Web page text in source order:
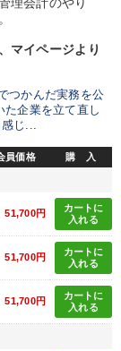
理会計のやり
マイページより
つかんだ実務を公
企業を立て直し
じ...
員価格 購 入
51,700円
カートに
入れる
51,700円
カートに
入れる
51,700円
カートに
入れる